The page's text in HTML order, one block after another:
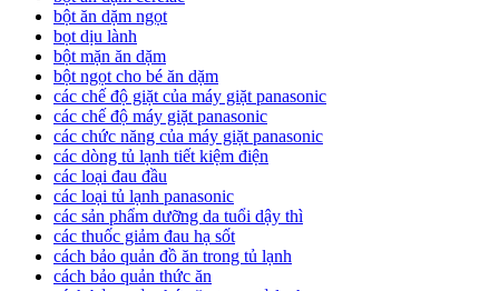
bột ăn dặm ngọt
bọt dịu lành
bột mặn ăn dặm
bột ngọt cho bé ăn dặm
các chế độ giặt của máy giặt panasonic
các chế độ máy giặt panasonic
các chức năng của máy giặt panasonic
các dòng tủ lạnh tiết kiệm điện
các loại đau đầu
các loại tủ lạnh panasonic
các sản phẩm dưỡng da tuổi dậy thì
các thuốc giảm đau hạ sốt
cách bảo quản đồ ăn trong tủ lạnh
cách bảo quản thức ăn